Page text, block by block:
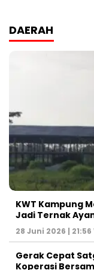
DAERAH
KWT Kampung
Jadi Ternak
28 Juni 2026 | 21:56
Gerak Cepat
Koperasi